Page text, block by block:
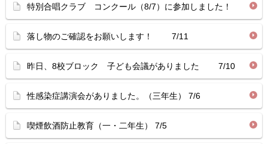
特別合唱クラブ コンクール（8/7）に参加しました！
落し物のご確認をお願いします！ 7/11
昨日、8校ブロック 子ども会議がありました 7/10
性感染症講演会がありました。（三年生） 7/6
喫煙飲酒防止教育（一・二年生） 7/5